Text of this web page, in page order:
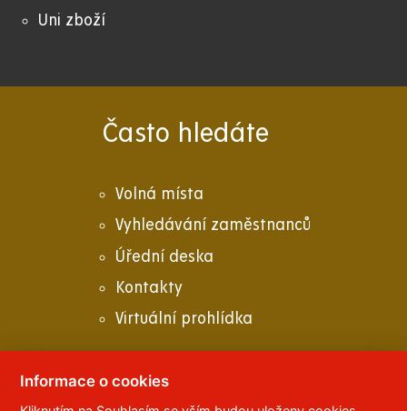
Uni zboží
Často hledáte
Volná místa
Vyhledávání zaměstnanců
Úřední deska
Kontakty
Virtuální prohlídka
Informace o cookies